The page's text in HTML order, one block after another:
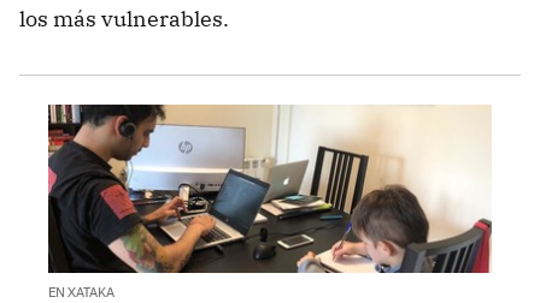
los más vulnerables.
EN XATAKA